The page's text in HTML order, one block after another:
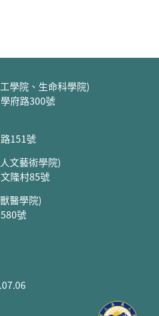
學院、生命科學院)
府路300號
151號
文藝術學院)
隆村85號
醫學院)
號